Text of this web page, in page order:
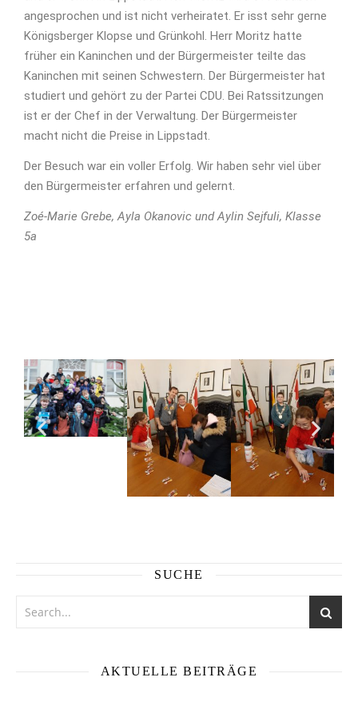
angesprochen und ist nicht verheiratet. Er isst sehr gerne
Königsberger Klopse und Grünkohl. Herr Moritz hatte
früher ein Kaninchen und der Bürgermeister teilte das
Kaninchen mit seinen Schwestern. Der Bürgermeister hat
studiert und gehört zu der Partei CDU. Bei Ratssitzungen
ist er der Chef in der Verwaltung. Der Bürgermeister
macht nicht die Preise in Lippstadt.
Der Besuch war ein voller Erfolg. Wir haben sehr viel über
den Bürgermeister erfahren und gelernt.
Zoé-Marie Grebe, Ayla Okanovic und Aylin Sejfuli, Klasse
5a
SUCHE
AKTUELLE BEITRÄGE